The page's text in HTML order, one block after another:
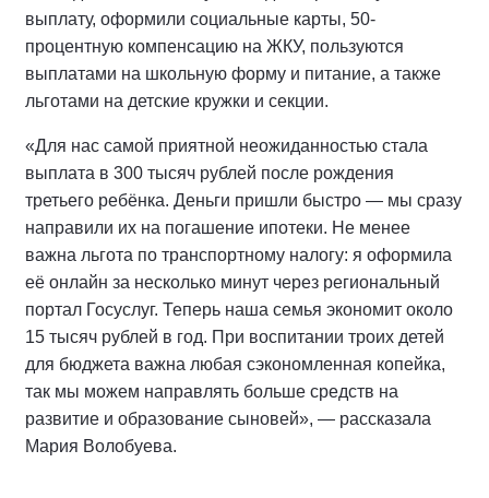
выплату, оформили социальные карты, 50-
процентную компенсацию на ЖКУ, пользуются
выплатами на школьную форму и питание, а также
льготами на детские кружки и секции.
«Для нас самой приятной неожиданностью стала
выплата в 300 тысяч рублей после рождения
третьего ребёнка. Деньги пришли быстро — мы сразу
направили их на погашение ипотеки. Не менее
важна льгота по транспортному налогу: я оформила
её онлайн за несколько минут через региональный
портал Госуслуг. Теперь наша семья экономит около
15 тысяч рублей в год. При воспитании троих детей
для бюджета важна любая сэкономленная копейка,
так мы можем направлять больше средств на
развитие и образование сыновей», — рассказала
Мария Волобуева.